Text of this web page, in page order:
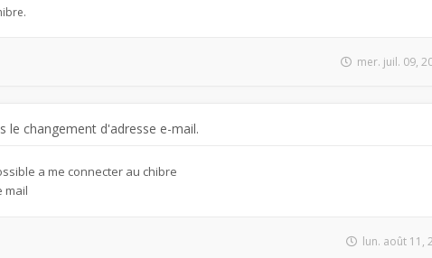
mer. juil. 09,
le changement d'adresse e-mail.
a me connecter au chibre
mail
lun. août 11,